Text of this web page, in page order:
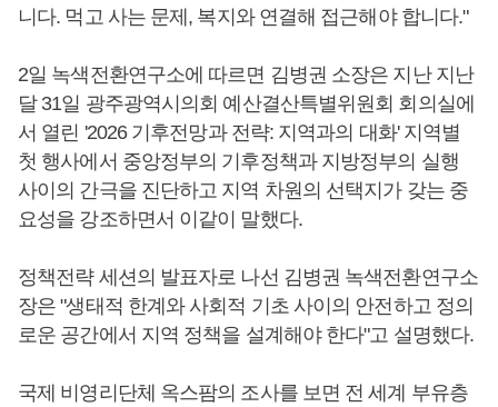
니다. 먹고 사는 문제, 복지와 연결해 접근해야 합니다."
2일 녹색전환연구소에 따르면 김병권 소장은 지난 지난
달 31일 광주광역시의회 예산결산특별위원회 회의실에
서 열린 '2026 기후전망과 전략: 지역과의 대화' 지역별
첫 행사에서 중앙정부의 기후정책과 지방정부의 실행
사이의 간극을 진단하고 지역 차원의 선택지가 갖는 중
요성을 강조하면서 이같이 말했다.
정책전략 세션의 발표자로 나선 김병권 녹색전환연구소
장은 "생태적 한계와 사회적 기초 사이의 안전하고 정의
로운 공간에서 지역 정책을 설계해야 한다"고 설명했다.
국제 비영리단체 옥스팜의 조사를 보면 전 세계 부유층